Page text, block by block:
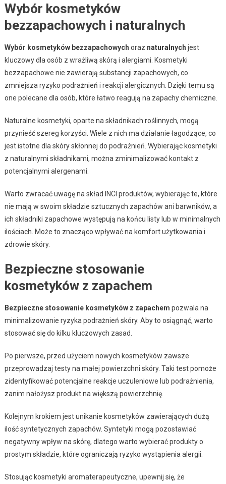
Wybór kosmetyków
bezzapachowych i naturalnych
Wybór kosmetyków bezzapachowych oraz naturalnych jest
kluczowy dla osób z wrażliwą skórą i alergiami. Kosmetyki
bezzapachowe nie zawierają substancji zapachowych, co
zmniejsza ryzyko podrażnień i reakcji alergicznych. Dzięki temu są
one polecane dla osób, które łatwo reagują na zapachy chemiczne.
Naturalne kosmetyki, oparte na składnikach roślinnych, mogą
przynieść szereg korzyści. Wiele z nich ma działanie łagodzące, co
jest istotne dla skóry skłonnej do podrażnień. Wybierając kosmetyki
z naturalnymi składnikami, można zminimalizować kontakt z
potencjalnymi alergenami.
Warto zwracać uwagę na skład INCI produktów, wybierając te, które
nie mają w swoim składzie sztucznych zapachów ani barwników, a
ich składniki zapachowe występują na końcu listy lub w minimalnych
ilościach. Może to znacząco wpływać na komfort użytkowania i
zdrowie skóry.
Bezpieczne stosowanie
kosmetyków z zapachem
Bezpieczne stosowanie kosmetyków z zapachem pozwala na
minimalizowanie ryzyka podrażnień skóry. Aby to osiągnąć, warto
stosować się do kilku kluczowych zasad.
Po pierwsze, przed użyciem nowych kosmetyków zawsze
przeprowadzaj testy na małej powierzchni skóry. Taki test pomoże
zidentyfikować potencjalne reakcje uczuleniowe lub podrażnienia,
zanim nałożysz produkt na większą powierzchnię.
Kolejnym krokiem jest unikanie kosmetyków zawierających dużą
ilość syntetycznych zapachów. Syntetyki mogą pozostawiać
negatywny wpływ na skórę, dlatego warto wybierać produkty o
prostym składzie, które ograniczają ryzyko wystąpienia alergii.
Stosując kosmetyki aromaterapeutyczne, upewnij się, że